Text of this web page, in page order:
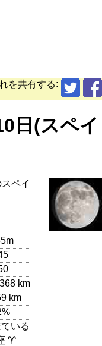
を共有する:
日(スペイ
ペイ
km
km
いる
♈